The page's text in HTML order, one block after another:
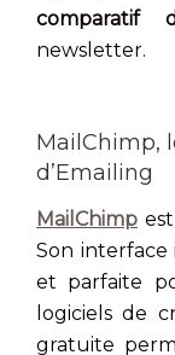
comparatif
newsletter.
MailChimp,
d’Emailing
MailChimp
Son
et parfaite
logiciels de
gratuite